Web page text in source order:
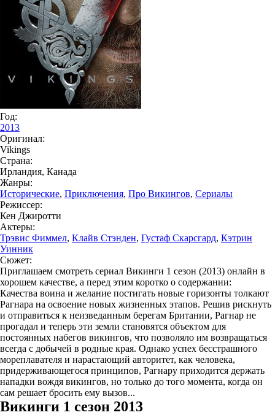
Год:
2013
Оригинал:
Vikings
Страна:
Ирландия, Канада
Жанры:
Исторические, Приключения, Про Викингов, Сериалы
Режиссер:
Кен Джиротти
Актеры:
Трэвис Фиммел, Клайв Стэнден, Густаф Скарсгард, Кэтрин
Уинник
Сюжет:
Приглашаем смотреть сериал Викинги 1 сезон (2013) онлайн в
хорошем качестве, а перед этим коротко о содержании:
Качества воина и желание постигать новые горизонты толкают
Рагнара на освоение новых жизненных этапов. Решив рискнуть
и отправиться к неизведанным берегам Британии, Рагнар не
прогадал и теперь эти земли становятся объектом для
постоянных набегов викингов, что позволяло им возвращаться
всегда с добычей в родные края. Однако успех бесстрашного
мореплавателя и нарастающий авторитет, как человека,
придерживающегося принципов, Рагнару приходится держать
нападки вождя викингов, но только до того момента, когда он
сам решает бросить ему вызов...
Викинги 1 сезон 2013